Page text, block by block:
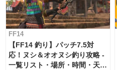
FF14
【FF14 釣り】パッチ7.5対
応！ヌシ＆オオヌシ釣り攻略 -
一覧リスト・場所・時間・天